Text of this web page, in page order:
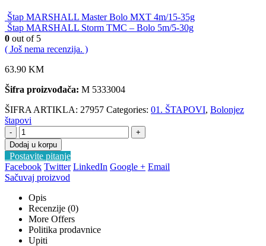
Štap MARSHALL Master Bolo MXT 4m/15-35g
Štap MARSHALL Storm TMC – Bolo 5m/5-30g
0 out of 5
( Još nema recenzija. )
63.90 KM
Šifra proizvođača: M 5333004
ŠIFRA ARTIKLA: 27957 Categories: 01. ŠTAPOVI, Bolonjez
štapovi
-
+
Dodaj u korpu
Postavite pitanje
Facebook Twitter LinkedIn Google + Email
Sačuvaj proizvod
Opis
Recenzije (0)
More Offers
Politika prodavnice
Upiti